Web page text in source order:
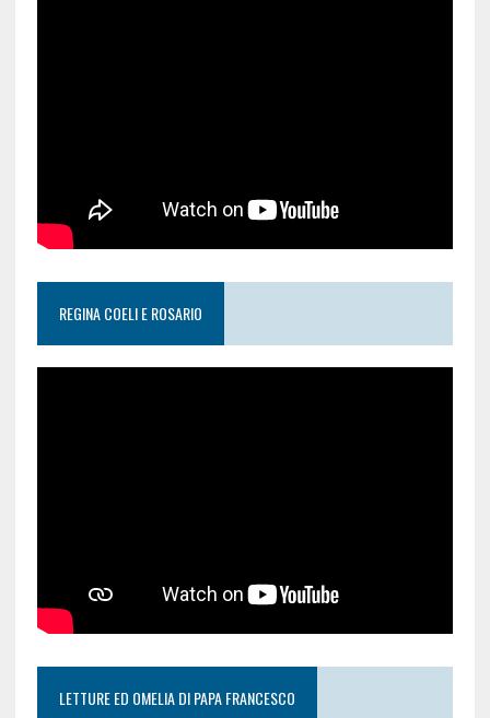
REGINA COELI E ROSARIO
LETTURE ED OMELIA DI PAPA FRANCESCO